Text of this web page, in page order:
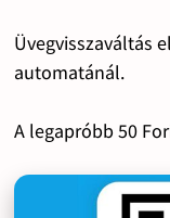
Üvegvisszaváltás
automatánál.
A legapróbb 50